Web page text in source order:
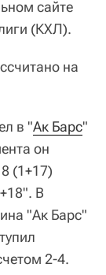
сайте
(КХЛ).
на
в "Ак Барс"
он
(1+17)
В
"Ак Барс"
2-4.